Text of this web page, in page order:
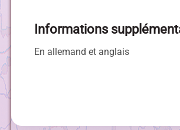
Informations
En allemand et anglais